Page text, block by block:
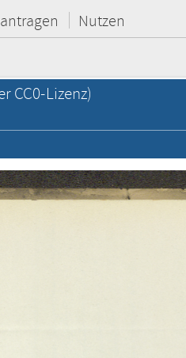
Nutzen
CC0-Lizenz)